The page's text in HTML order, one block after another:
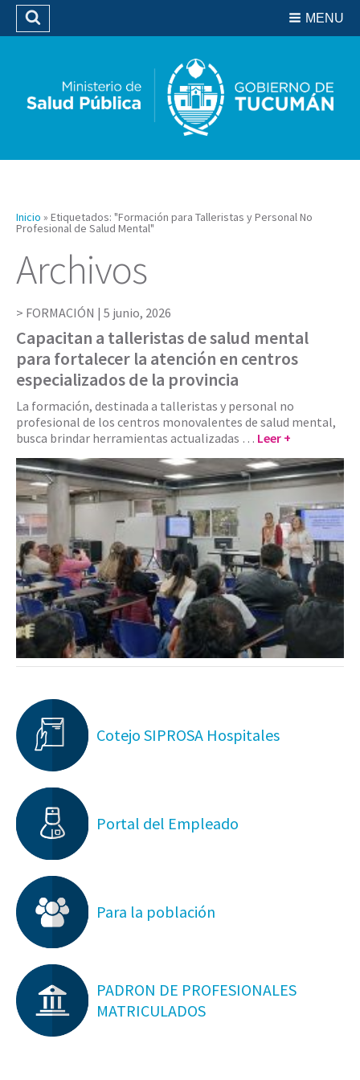
Biblioteca
MENU
Buscar
Inicio » Etiquetados: "Formación para Talleristas y Personal No
Profesional de Salud Mental"
Archivos
FORMACIÓN | 5 junio, 2026
Capacitan a talleristas de salud mental
para fortalecer la atención en centros
especializados de la provincia
La formación, destinada a talleristas y personal no
profesional de los centros monovalentes de salud mental,
busca brindar herramientas actualizadas … Leer +
Cotejo SIPROSA Hospitales
Portal del Empleado
Para la población
PADRON DE PROFESIONALES
MATRICULADOS